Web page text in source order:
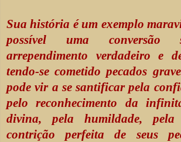
Sua história é um exemplo
possível uma conversão
arrependimento verdadeiro e
tendo-se cometido pecados
pode vir a se santificar pela
pelo reconhecimento da
divina, pela humildade, pela
contrição perfeita de seus